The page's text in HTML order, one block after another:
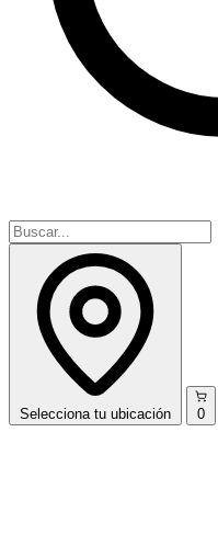
Selecciona tu ubicación 0